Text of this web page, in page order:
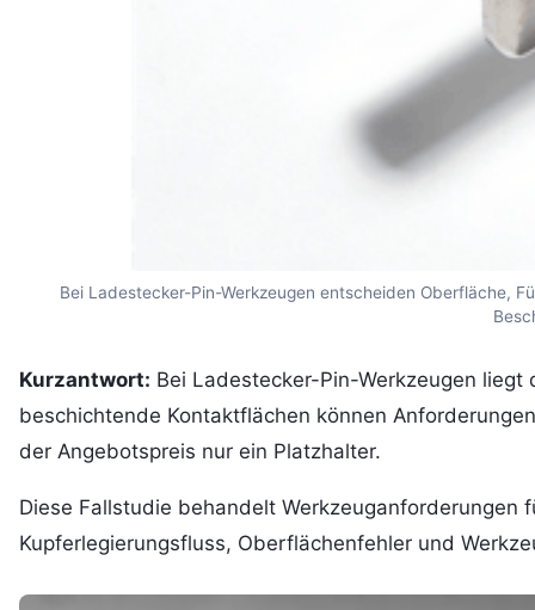
Bei Ladestecker-Pin-Werkzeugen entscheiden Oberfläche,
Kurzantwort: Bei Ladestecker-Pin-Werkzeugen
beschichtende Kontaktflächen können
der Angebotspreis nur ein Platzhalter.
Diese Fallstudie behandelt
Kupferlegierungsfluss, Oberflächenfehler und